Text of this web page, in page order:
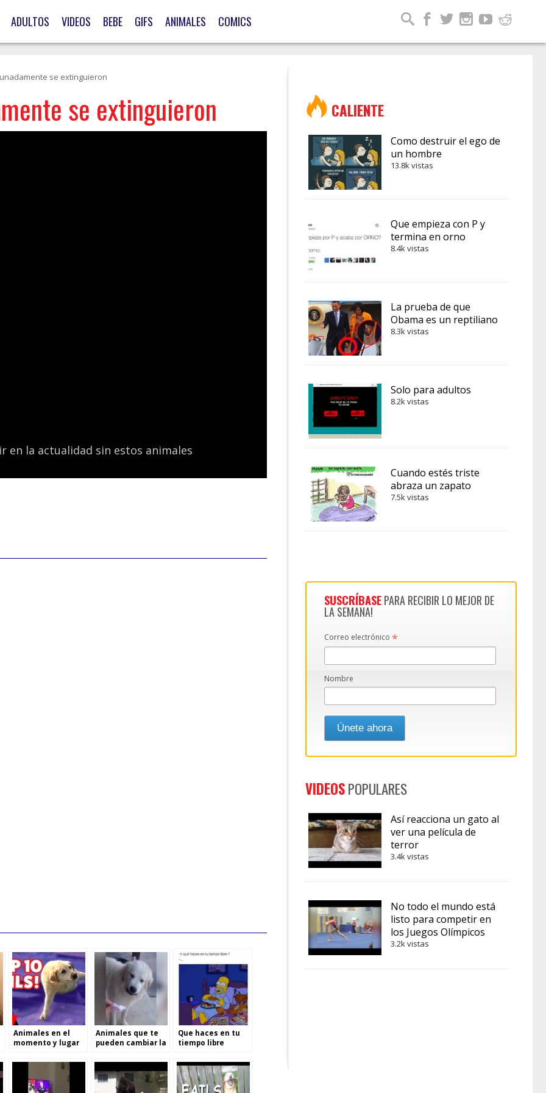
ADULTOS VIDEOS BEBE GIFS ANIMALES COMICS
se extinguieron
se extinguieron
en la actualidad sin estos animales
Animales en el
momento y lugar
Animales que te
pueden cambiar la
Que haces en tu
tiempo libre
CALIENTE
Como destruir el ego de
un hombre
13.8k vistas
Que empieza con P y
termina en orno
8.4k vistas
La prueba de que
Obama es un reptiliano
8.3k vistas
Solo para adultos
8.2k vistas
Cuando estés triste
abraza un zapato
7.5k vistas
SUSCRÍBASEPARA RECIBIR LO MEJOR DE
LA SEMANA!
Correo electrónico *
Nombre
VIDEOSPOPULARES
Así reacciona un gato al
ver una película de
terror
3.4k vistas
No todo el mundo está
listo para competir en
los Juegos Olímpicos
3.2k vistas